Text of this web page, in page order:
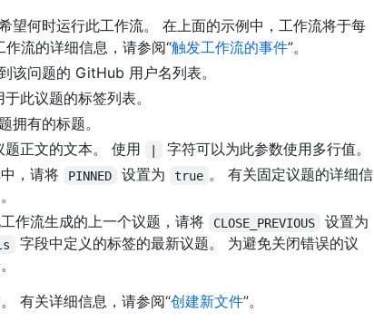
望何时运行此工作流。 在上面的示例中，工作流将于每
流的详细信息，请参阅“触发工作流的事件”。
该问题的 GitHub 用户名列表。
此议题的标签列表。
拥有的标题。
正文的文本。 使用 |
字符可以为此参数使用多行值。
，请将
PINNED 设置为 true 。 有关固定议题的详细信
作流生成的上一个议题，请将
CLOSE_PREVIOUS 设置为
字段中定义的标签的最新议题。 为避免关闭错误的议
有关详细信息，请参阅“创建新文件”。